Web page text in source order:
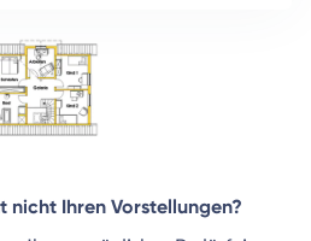
nicht Ihren Vorstellungen?